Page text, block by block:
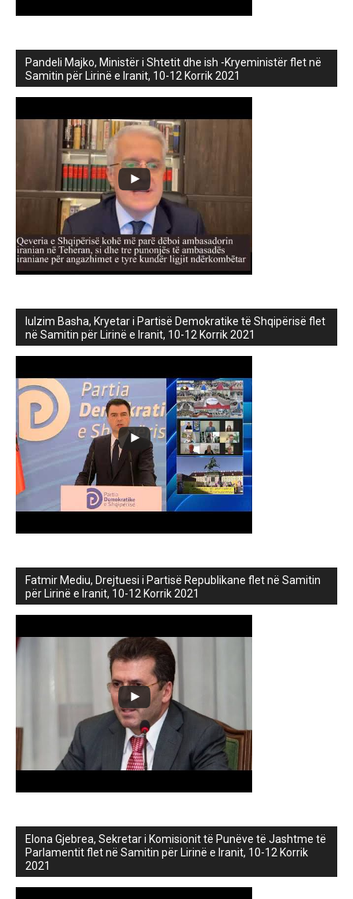
Pandeli Majko, Ministër i Shtetit dhe ish -Kryeministër flet në
Samitin për Lirinë e Iranit, 10-12 Korrik 2021
lulzim Basha, Kryetar i Partisë Demokratike të Shqipërisë flet
në Samitin për Lirinë e Iranit, 10-12 Korrik 2021
Fatmir Mediu, Drejtuesi i Partisë Republikane flet në Samitin
për Lirinë e Iranit, 10-12 Korrik 2021
Elona Gjebrea, Sekretar i Komisionit të Punëve të Jashtme të
Parlamentit flet në Samitin për Lirinë e Iranit, 10-12 Korrik
2021